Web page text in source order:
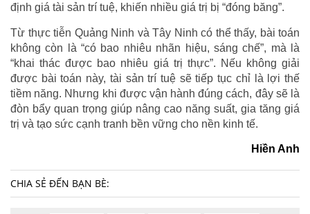
định giá tài sản trí tuệ, khiến nhiều giá trị bị “đóng băng”.
Từ thực tiễn Quảng Ninh và Tây Ninh có thể thấy, bài toán
không còn là “có bao nhiêu nhãn hiệu, sáng chế”, mà là
“khai thác được bao nhiêu giá trị thực”. Nếu không giải
được bài toán này, tài sản trí tuệ sẽ tiếp tục chỉ là lợi thế
tiềm năng. Nhưng khi được vận hành đúng cách, đây sẽ là
đòn bẩy quan trọng giúp nâng cao năng suất, gia tăng giá
trị và tạo sức cạnh tranh bền vững cho nền kinh tế.
Hiền Anh
CHIA SẺ ĐẾN BẠN BÈ: